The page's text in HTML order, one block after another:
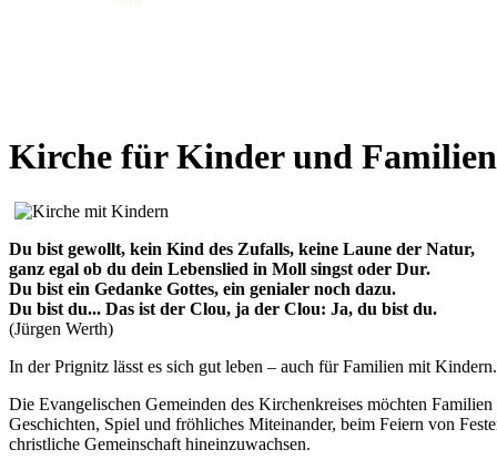
Kirche für Kinder und Familien
Du bist gewollt, kein Kind des Zufalls, keine Laune der Natur,
ganz egal ob du dein Lebenslied in Moll singst oder Dur.
Du bist ein Gedanke Gottes, ein genialer noch dazu.
Du bist du... Das ist der Clou, ja der Clou: Ja, du bist du.
(Jürgen Werth)
In der Prignitz lässt es sich gut leben – auch für Familien mit Kindern.
Die Evangelischen Gemeinden des Kirchenkreises möchten
Geschichten, Spiel und fröhliches Miteinander, beim Feiern von
christliche Gemeinschaft hineinzuwachsen.